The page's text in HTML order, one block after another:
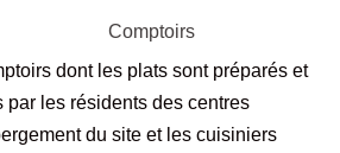
Comptoirs
dont les plats sont préparés et
par les résidents des centres
du site et les cuisiniers